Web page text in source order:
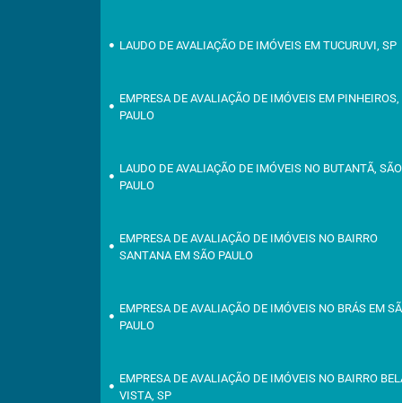
LAUDO DE AVALIAÇÃO DE IMÓVEIS EM TUCURUVI, SP
EMPRESA DE AVALIAÇÃO DE IMÓVEIS EM PINHEIROS,
PAULO
LAUDO DE AVALIAÇÃO DE IMÓVEIS NO BUTANTÃ, SÃO
PAULO
EMPRESA DE AVALIAÇÃO DE IMÓVEIS NO BAIRRO
SANTANA EM SÃO PAULO
EMPRESA DE AVALIAÇÃO DE IMÓVEIS NO BRÁS EM
PAULO
EMPRESA DE AVALIAÇÃO DE IMÓVEIS NO BAIRRO
VISTA, SP